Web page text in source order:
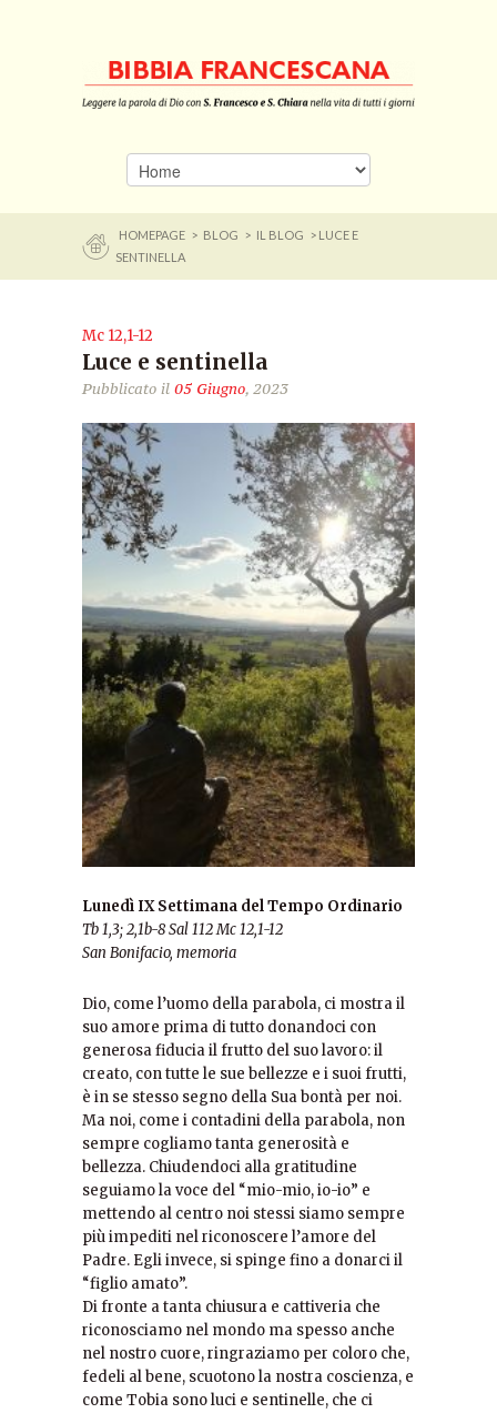
HOMEPAGE > BLOG > IL BLOG
> LUCE E
SENTINELLA
Mc 12,1-12
Luce e sentinella
Pubblicato il 05 Giugno, 2023
Lunedì IX Settimana del Tempo Ordinario
Tb 1,3; 2,1b-8Sal 112Mc 12,1-12
San Bonifacio, memoria
Dio, come l’uomo della parabola, ci mostra il
suo amore prima di tutto donandoci con
generosa fiducia il frutto del suo lavoro: il
creato, con tutte le sue bellezze e i suoi frutti,
è in se stesso segno della Sua bontà per noi.
Ma noi, come i contadini della parabola, non
sempre cogliamo tanta generosità e
bellezza. Chiudendoci alla gratitudine
seguiamo la voce del “mio-mio, io-io” e
mettendo al centro noi stessi siamo sempre
più impediti nel riconoscere l’amore del
Padre. Egli invece, si spinge fino a donarci il
“figlio amato”.
Di fronte a tanta chiusura e cattiveria che
riconosciamo nel mondo ma spesso anche
nel nostro cuore, ringraziamo per coloro che,
fedeli al bene, scuotono la nostra coscienza, e
come Tobia sono luci e sentinelle, che ci